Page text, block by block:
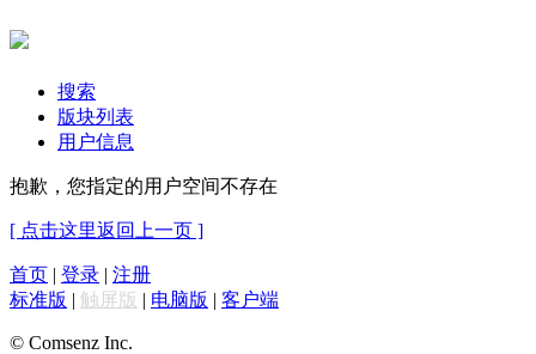
搜索
版块列表
用户信息
抱歉，您指定的用户空间不存在
[ 点击这里返回上一页 ]
首页 | 登录 | 注册
标准版 | 触屏版 | 电脑版 | 客户端
© Comsenz Inc.